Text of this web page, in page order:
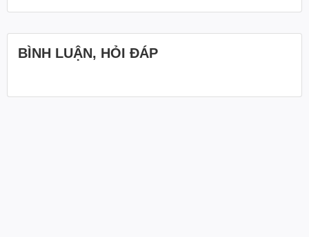
BÌNH LUẬN, HỎI ĐÁP